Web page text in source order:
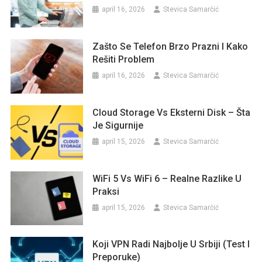
april 16, 2026 Stevica Samarčić
Zašto Se Telefon Brzo Prazni I Kako
Rešiti Problem
april 16, 2026 Stevica Samarčić
Cloud Storage Vs Eksterni Disk – Šta
Je Sigurnije
april 15, 2026 Stevica Samarčić
WiFi 5 Vs WiFi 6 – Realne Razlike U
Praksi
april 15, 2026 Stevica Samarčić
Koji VPN Radi Najbolje U Srbiji (test I
Preporuke)